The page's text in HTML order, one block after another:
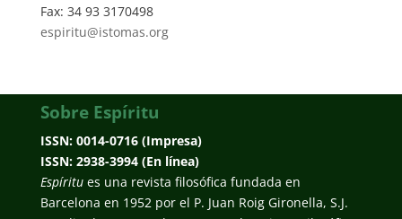
Fax: 34 93 3170498
espiritu@istomas.org
Sobre Espíritu
ISSN: 0014-0716 (Impresa)
ISSN: 2938-3994 (En línea)
Espíritues una revista filosófica fundada en
Barcelona en 1952 por el P. Juan Roig Gironella, S.J.